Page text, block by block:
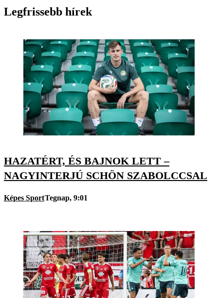
Legfrissebb hírek
HAZATÉRT, ÉS BAJNOK LETT –
NAGYINTERJÚ SCHÖN SZABOLCCSAL
Képes SportTegnap, 9:01